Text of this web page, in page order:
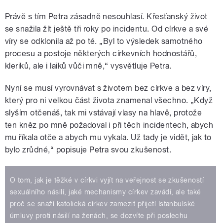
Právě s tím Petra zásadně nesouhlasí. Křesťanský život
se snažila žít ještě tři roky po incidentu. Od církve a své
víry se odklonila až po té. „Byl to výsledek samotného
procesu a postoje některých církevních hodnostářů,
kleriků, ale i laiků vůči mně,“ vysvětluje Petra.
Nyní se musí vyrovnávat s životem bez církve a bez víry,
který pro ni velkou část života znamenal všechno. „Když
slyším otčenáš, tak mi vstávají vlasy na hlavě, protože
ten kněz po mně požadoval i při těch incidentech, abych
mu říkala otče a abych mu vykala. Už tady je vidět, jak to
bylo zrůdné,“ popisuje Petra svou zkušenost.
O tom, jak je těžké v církvi vyjít na veřejnost se zkušeností
sexuálního násilí, jaké mechanismy církev zavádí, ale také
proč se snaží katolická církev zamezit přijetí Istanbulské
úmluvy proti násilí na ženách, se dozvíte při poslechu